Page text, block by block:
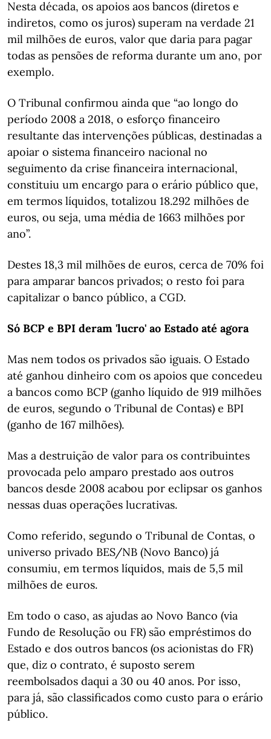
Nesta década, os apoios aos bancos (diretos e
indiretos, como os juros) superam na verdade 21
mil milhões de euros, valor que daria para pagar
todas as pensões de reforma durante um ano, por
exemplo.
O Tribunal confirmou ainda que “ao longo do
período 2008 a 2018, o esforço financeiro
resultante das intervenções públicas, destinadas a
apoiar o sistema financeiro nacional no
seguimento da crise financeira internacional,
constituiu um encargo para o erário público que,
em termos líquidos, totalizou 18.292 milhões de
euros, ou seja, uma média de 1663 milhões por
ano”.
Destes 18,3 mil milhões de euros, cerca de 70% foi
para amparar bancos privados; o resto foi para
capitalizar o banco público, a CGD.
Só BCP e BPI deram 'lucro' ao Estado até agora
Mas nem todos os privados são iguais. O Estado
até ganhou dinheiro com os apoios que concedeu
a bancos como BCP (ganho líquido de 919 milhões
de euros, segundo o Tribunal de Contas) e BPI
(ganho de 167 milhões).
Mas a destruição de valor para os contribuintes
provocada pelo amparo prestado aos outros
bancos desde 2008 acabou por eclipsar os ganhos
nessas duas operações lucrativas.
Como referido, segundo o Tribunal de Contas, o
universo privado BES/NB (Novo Banco) já
consumiu, em termos líquidos, mais de 5,5 mil
milhões de euros.
Em todo o caso, as ajudas ao Novo Banco (via
Fundo de Resolução ou FR) são empréstimos do
Estado e dos outros bancos (os acionistas do FR)
que, diz o contrato, é suposto serem
reembolsados daqui a 30 ou 40 anos. Por isso,
para já, são classificados como custo para o erário
público.